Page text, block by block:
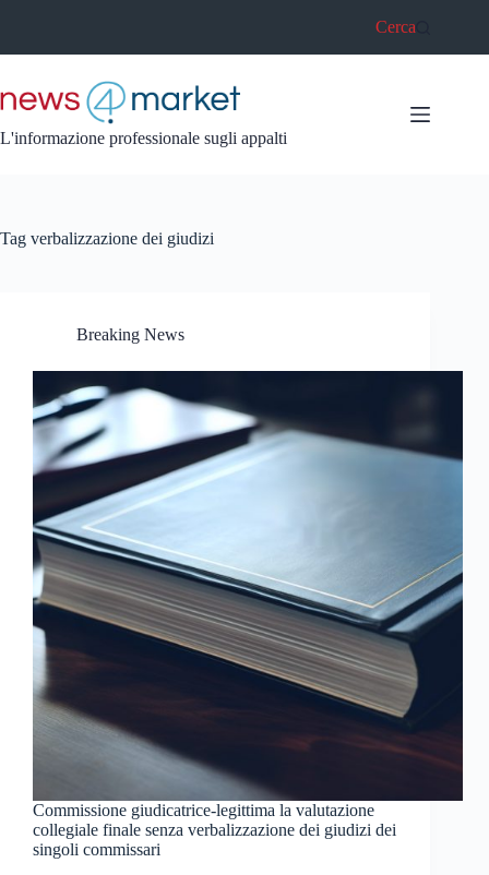
Cerca
L'informazione professionale sugli appalti
Tag verbalizzazione dei giudizi
Breaking News
Commissione giudicatrice-legittima la valutazione
collegiale finale senza verbalizzazione dei giudizi dei
singoli commissari